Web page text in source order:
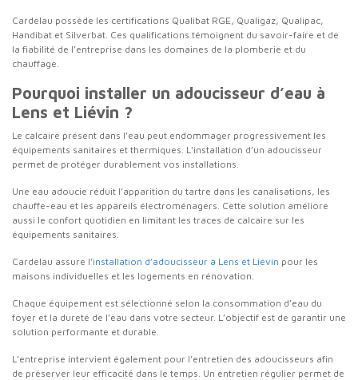
Cardelau possède les certifications Qualibat RGE, Qualigaz, Qualipac,
Handibat et Silverbat. Ces qualifications témoignent du savoir-faire et de
la fiabilité de l’entreprise dans les domaines de la plomberie et du
chauffage.
Pourquoi installer un adoucisseur d’eau à
Lens et Liévin ?
Le calcaire présent dans l’eau peut endommager progressivement les
équipements sanitaires et thermiques. L’installation d’un adoucisseur
permet de protéger durablement vos installations.
Une eau adoucie réduit l’apparition du tartre dans les canalisations, les
chauffe-eau et les appareils électroménagers. Cette solution améliore
aussi le confort quotidien en limitant les traces de calcaire sur les
équipements sanitaires.
Cardelau assure l’installation d’adoucisseur à Lens et Liévin pour les
maisons individuelles et les logements en rénovation.
Chaque équipement est sélectionné selon la consommation d’eau du
foyer et la dureté de l’eau dans votre secteur. L’objectif est de garantir une
solution performante et durable.
L’entreprise intervient également pour l’entretien des adoucisseurs afin
de préserver leur efficacité dans le temps. Un entretien régulier permet de